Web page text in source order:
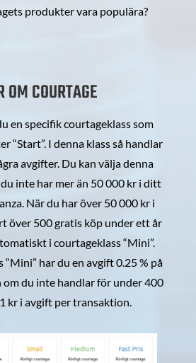
produkter vara populära?
OM COURTAGE
en specifik courtageklass som
“Start”. I denna klass så handlar
avgifter. Du kan välja denna
inte har mer än 50 000 kr i ditt
När du har över 50 000 kr i
över 500 gratis köp under ett år
i courtageklass “Mini”.
“Mini” har du en avgift 0.25 % på
om du inte handlar för under 400
kr i avgift per transaktion.